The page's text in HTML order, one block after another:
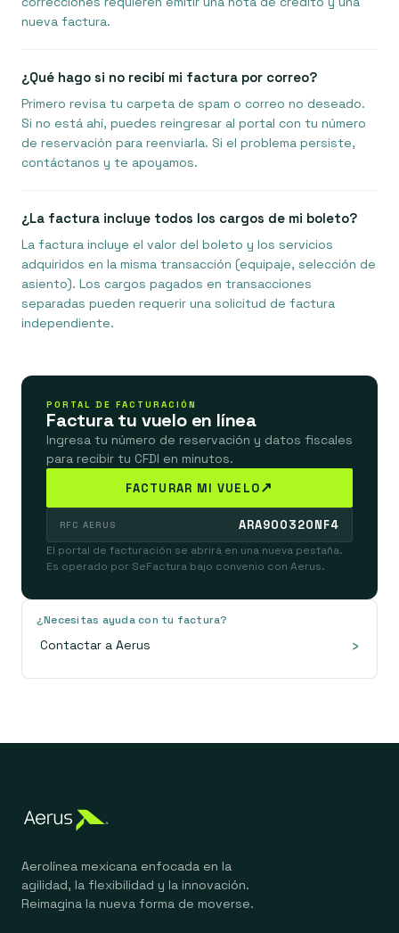
nueva factura.
¿Qué hago si no recibí mi factura por correo?
Primero revisa tu carpeta de spam o correo no deseado.
Si no está ahí, puedes reingresar al portal con tu número
de reservación para reenviarla. Si el problema persiste,
contáctanos y te apoyamos.
¿La factura incluye todos los cargos de mi boleto?
La factura incluye el valor del boleto y los servicios
adquiridos en la misma transacción (equipaje, selección de
asiento). Los cargos pagados en transacciones
separadas pueden requerir una solicitud de factura
independiente.
PORTAL DE FACTURACIÓN
Factura tu vuelo en línea
Ingresa tu número de reservación y datos fiscales
para recibir tu CFDI en minutos.
FACTURAR MI VUELO↗
RFC AERUS ARA900320NF4
El portal de facturación se abrirá en una nueva pestaña.
Es operado por SeFactura bajo convenio con Aerus.
¿Necesitas ayuda con tu factura?
Contactar a Aerus ›
Aerolínea mexicana enfocada en la
agilidad, la flexibilidad y la innovación.
Reimagina la nueva forma de moverse.